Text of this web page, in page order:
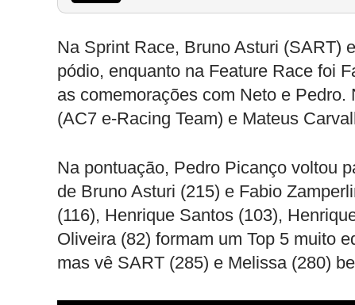
Na Sprint Race, Bruno Asturi (SART)
pódio, enquanto na Feature Race foi
as comemorações com Neto e
(AC7 e-Racing Team) e Mateus
Na pontuação, Pedro Picanço voltou
de Bruno Asturi (215) e Fabio
(116), Henrique Santos (103),
Oliveira (82) formam um Top 5 muito
mas vê SART (285) e Melissa (280)